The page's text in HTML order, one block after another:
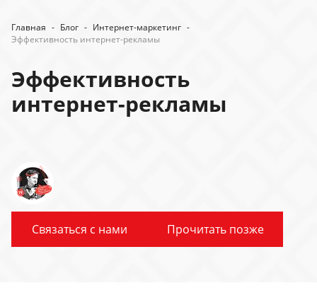
Главная - Блог - Интернет-маркетинг -
Эффективность интернет-рекламы
Эффективность
интернет-рекламы
Связаться с нами Прочитать позже